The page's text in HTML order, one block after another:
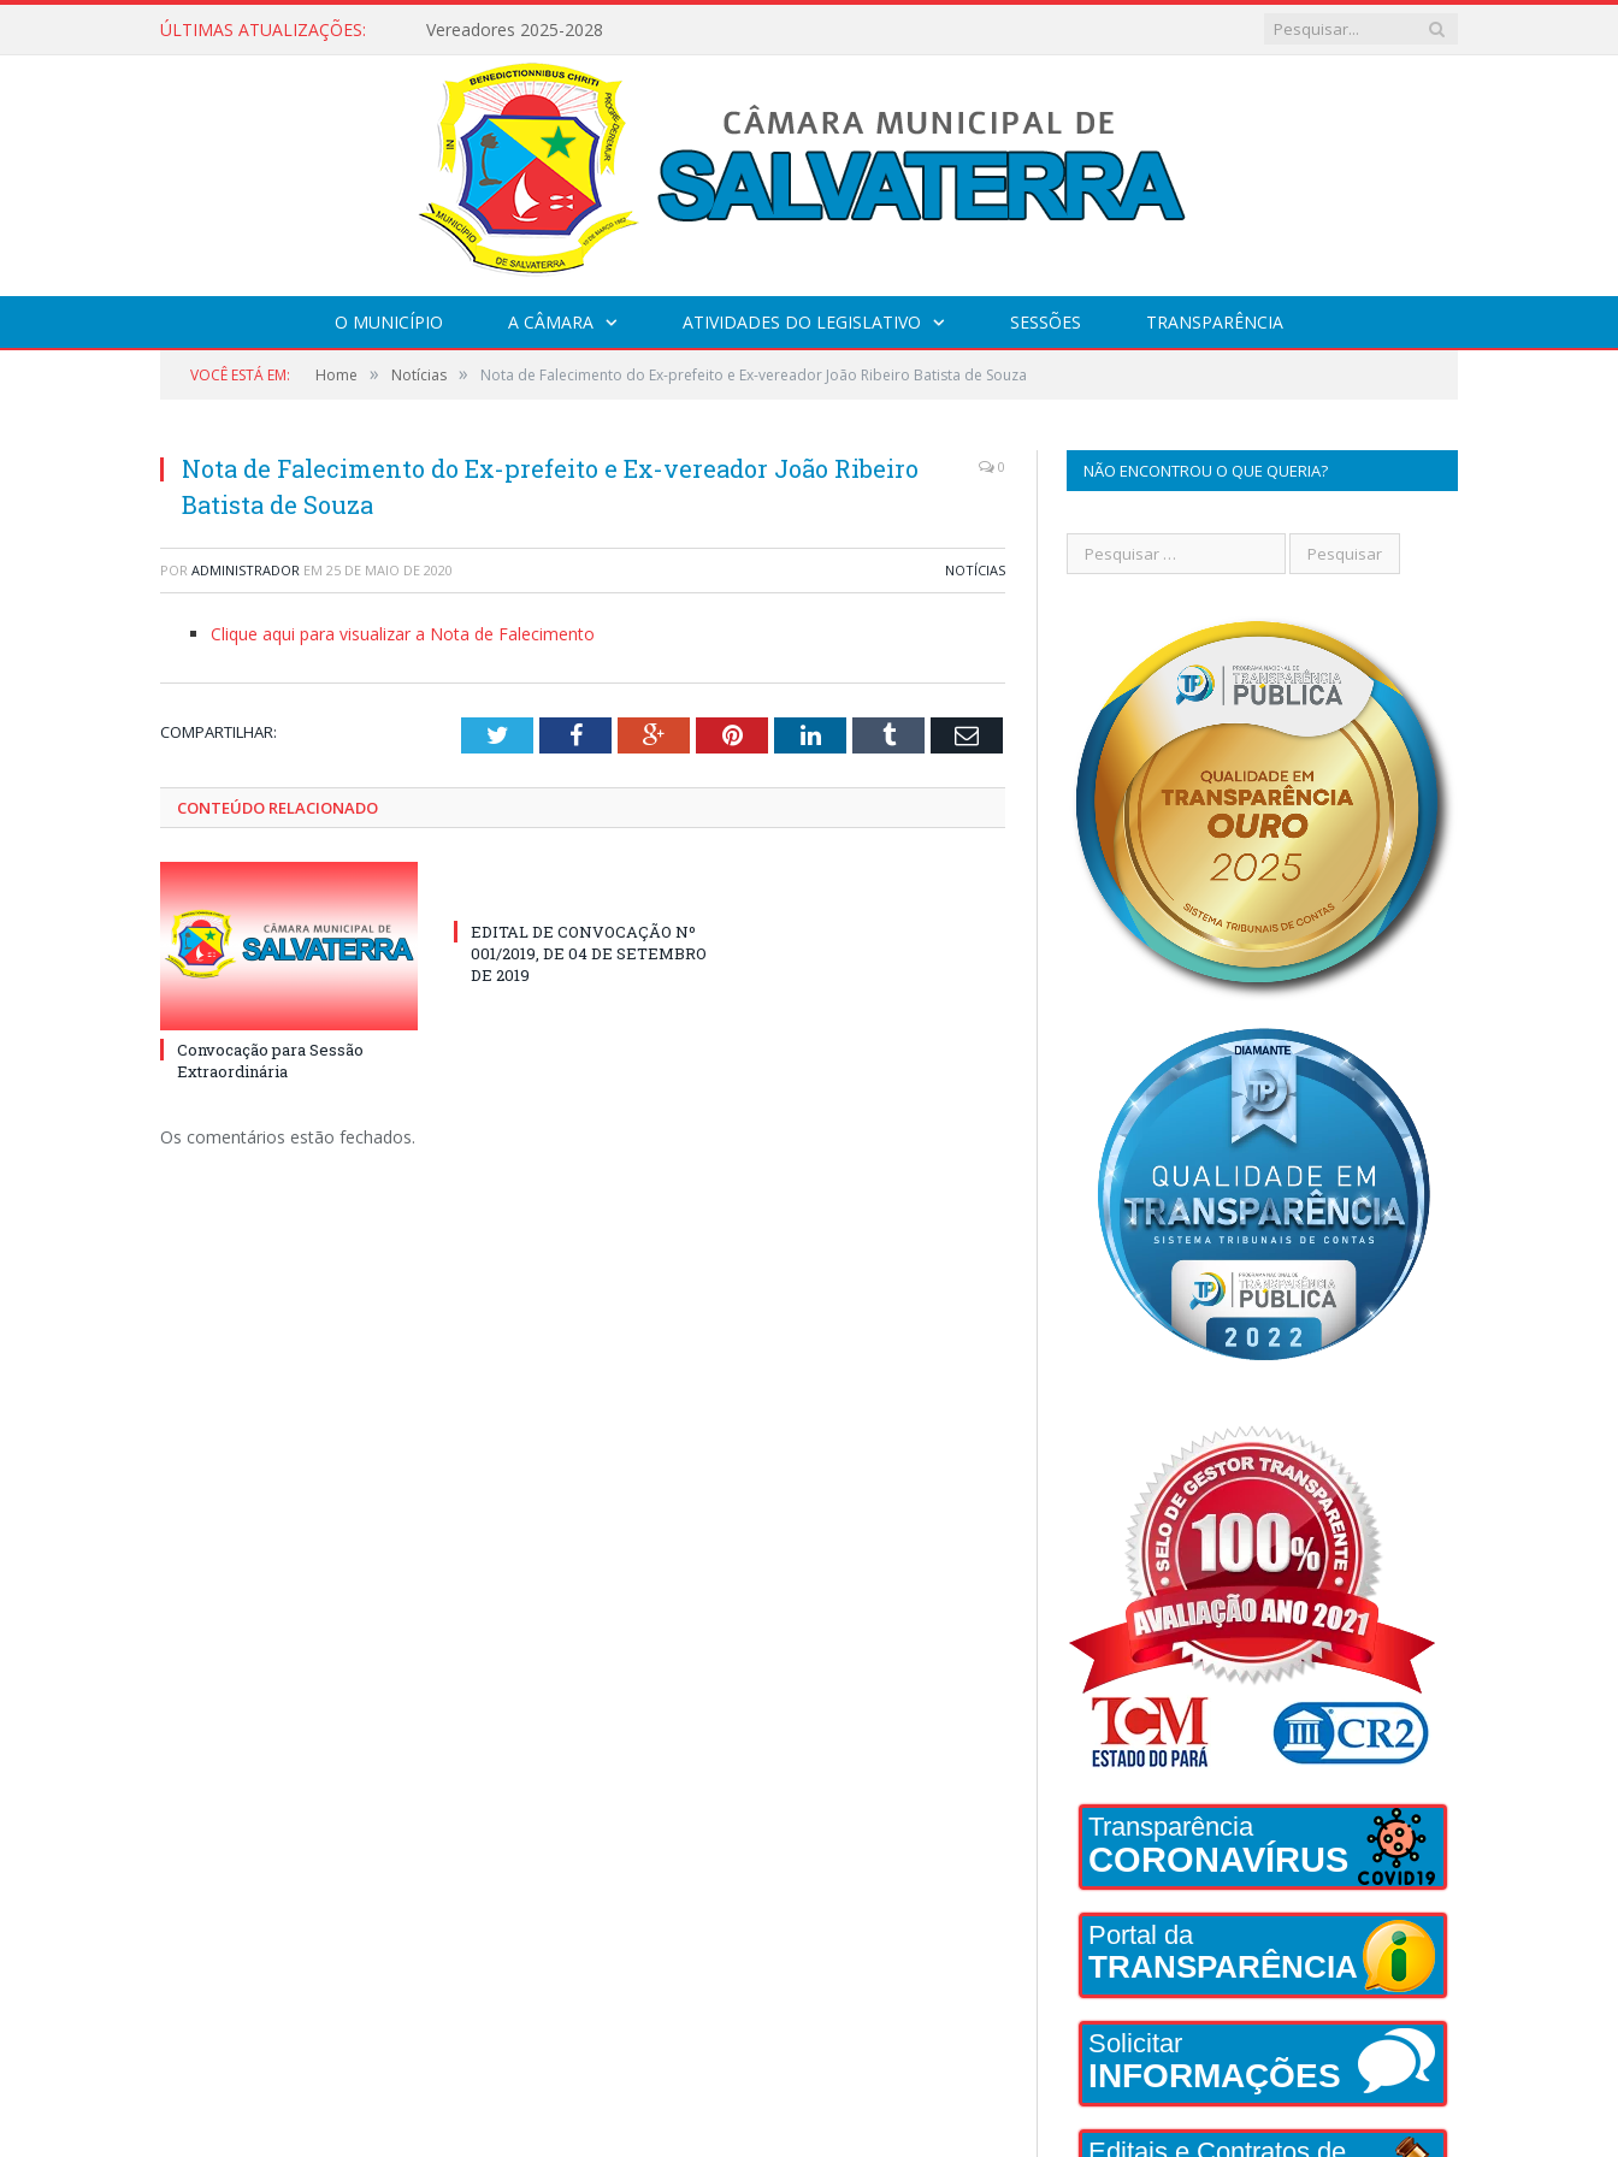
ÚLTIMAS ATUALIZAÇÕES: Vereadores 2025-2028
O MUNICÍPIO A CÂMARA ATIVIDADES DO LEGISLATIVO SESSÕES TRANSPARÊNCIA
VOCÊ ESTÁ EM: Home » Notícias » Nota de Falecimento do Ex-prefeito e Ex-vereador João Ribeiro Batista de Souza
Nota de Falecimento do Ex-prefeito e Ex-vereador João Ribeiro
Batista de Souza
0
POR ADMINISTRADOR EM 25 DE MAIO DE 2020 NOTÍCIAS
Clique aqui para visualizar a Nota de Falecimento
COMPARTILHAR: TwitterFacebookGoogle+PinterestLinkedInTumblr Email
CONTEÚDO RELACIONADO
Convocação para Sessão
Extraordinária
EDITAL DE CONVOCAÇÃO Nº
001/2019, DE 04 DE SETEMBRO
DE 2019
Os comentários estão fechados.
NÃO ENCONTROU O QUE QUERIA?
Transparência
CORONAVÍRUS
Portal da
TRANSPARÊNCIA
Solicitar
INFORMAÇÕES